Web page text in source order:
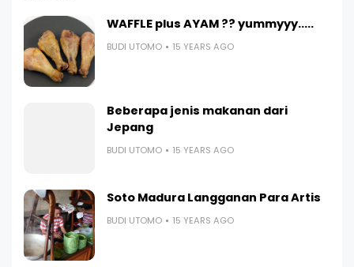
WAFFLE plus AYAM ?? yummyyy.....
BUDI UTOMO 15 YEARS AGO
Beberapa jenis makanan dari
Jepang
BUDI UTOMO 15 YEARS AGO
Soto Madura Langganan Para Artis
BUDI UTOMO 15 YEARS AGO